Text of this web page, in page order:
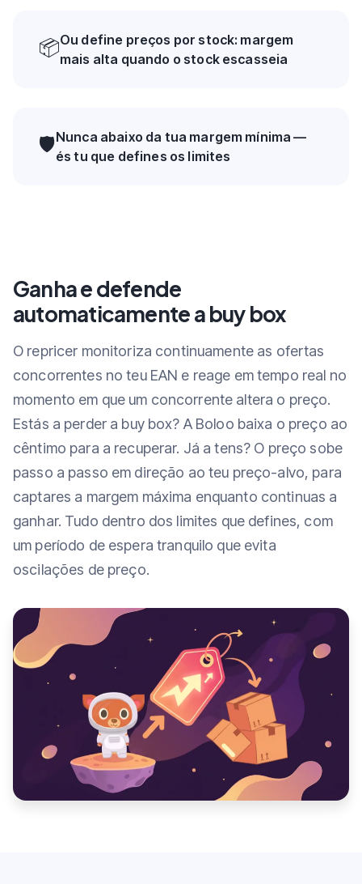
📦Ou define preços por stock: margem
mais alta quando o stock escasseia
🛡️Nunca abaixo da tua margem mínima —
és tu que defines os limites
Ganha e defende
automaticamente a buy box
O repricer monitoriza continuamente as ofertas
concorrentes no teu EAN e reage em tempo real no
momento em que um concorrente altera o preço.
Estás a perder a buy box? A Boloo baixa o preço ao
cêntimo para a recuperar. Já a tens? O preço sobe
passo a passo em direção ao teu preço-alvo, para
captares a margem máxima enquanto continuas a
ganhar. Tudo dentro dos limites que defines, com
um período de espera tranquilo que evita
oscilações de preço.